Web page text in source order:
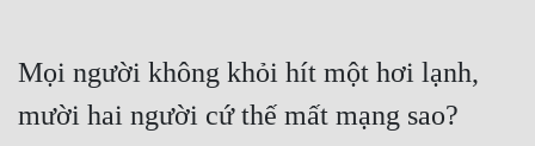
Truyện Convert
Truyện Dịch
Mọi người không khỏi hít một hơi lạnh,
mười hai người cứ thế mất mạng sao?